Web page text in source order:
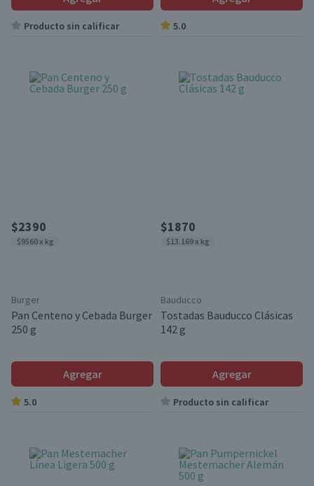
Producto sin calificar 5.0
$2390
$9560 x kg
Burger
Pan Centeno y Cebada Burger
250 g
Agregar
5.0
$1870
$13.169 x kg
Bauducco
Tostadas Bauducco Clásicas
142 g
Agregar
Producto sin calificar